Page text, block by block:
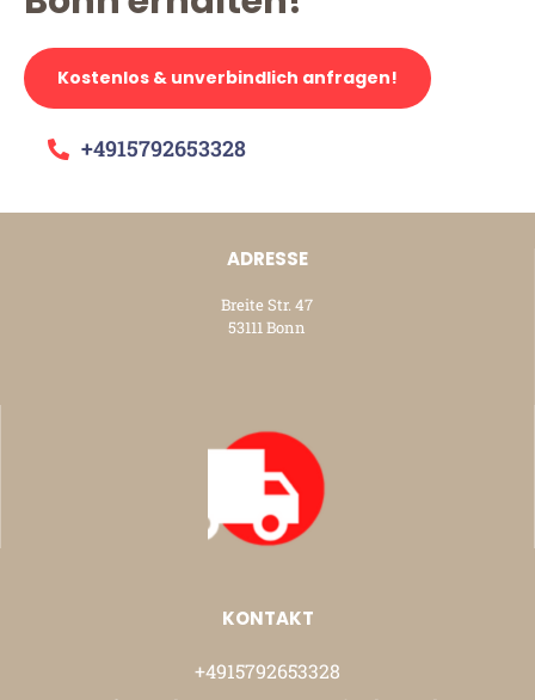
Kostenlos & unverbindlich anfragen!
+4915792653328
ADRESSE
Breite Str. 47
53111 Bonn
KONTAKT
+4915792653328